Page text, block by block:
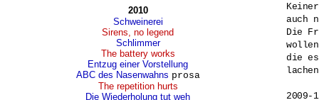
2010
Schweinerei
Sirens, no legend
Schlimmer
The battery works
Entzug einer Vorstellung
ABC des Nasenwahns prosa
The repetition hurts
Die Wiederholung tut weh
auch
Die
die es